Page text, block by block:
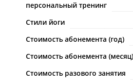
персональный тренинг
Стили йоги
Стоимость абонемента (год)
Стоимость абонемента (месяц)
Стоимость разового занятия